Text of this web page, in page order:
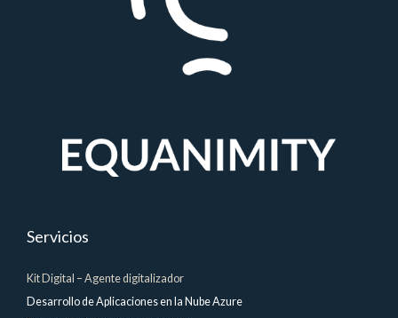
Servicios
Kit Digital – Agente digitalizador
Desarrollo de Aplicaciones en la Nube Azure